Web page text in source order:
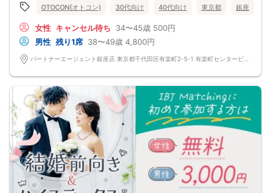
・受付
↓
・プロフィールカード記入
婚活に特化した、OTOCON（オトコン）オリジナルの内容です。
・婚活パーティー開始
・1対1の自己紹介タイム(約6～12分)
プロフィールカードを使用してお話ください。
気になる方にはアプローチカードを利用して連絡先を渡してみましょう！
※トークタイムは1回のみです。
・第一印象カード回収・返却
※お話しやすかった方のチェックはトークタイム中にお願い致します。
↓
・リクエストカード記入
カップルを決める、最終投票カードです。
第一希望～第三希望までご記入頂けます。
↓
・カップリング
OTOCON(オトコン) 30代向け 40代向け 東京都 銀座
女性 キャンセル待ち 34〜45歳 500円
男性 残り1席 38〜49歳 4,800円